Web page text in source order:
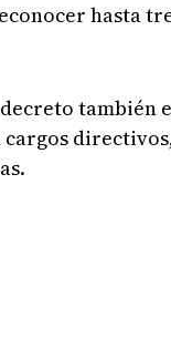
hasta
también
cargos